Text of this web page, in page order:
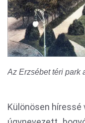
Az Erzsébet téri park
Különösen